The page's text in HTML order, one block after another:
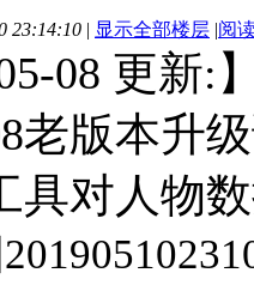
23:14:10 | 显示全部楼层 |阅
08 更新:
老版本升
具对人物